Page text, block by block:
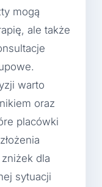
mogą
ale także
warto
oraz
placówki
dla
sytuacji